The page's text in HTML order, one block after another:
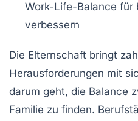
Work-Life-Balance für
verbessern
Die Elternschaft bringt
Herausforderungen mit
darum geht, die Balance
Familie zu finden.